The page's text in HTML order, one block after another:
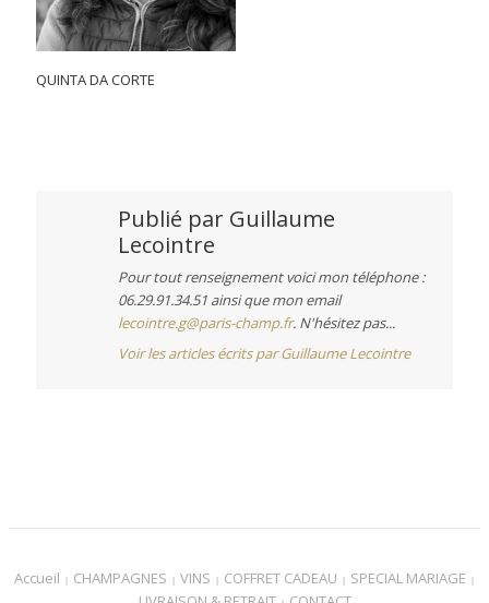
QUINTA DA CORTE
Publié par Guillaume
Lecointre
Pour tout renseignement voici mon téléphone :
06.29.91.34.51 ainsi que mon email
lecointre.g@paris-champ.fr. N'hésitez pas...
Voir les articles écrits par Guillaume Lecointre
Accueil CHAMPAGNES VINS COFFRET CADEAU
SPECIAL MARIAGE